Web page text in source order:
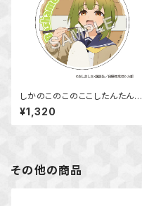
しかのこのこのここしたんたん
アクリルコースター 馬車芽 め
め
¥1,320
その他の商品